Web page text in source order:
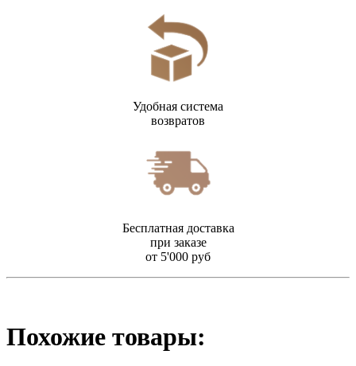
Удобная система
возвратов
Бесплатная доставка
при заказе
от 5'000 руб
Похожие товары: